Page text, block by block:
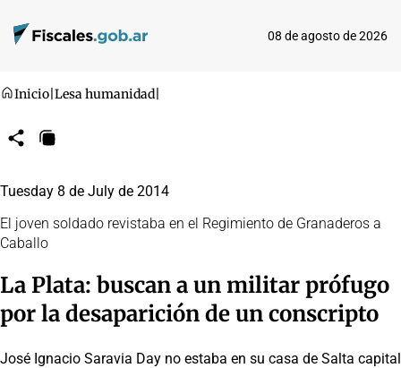
08 de agosto de 2026
Inicio Lesa humanidad
CompartirCopiar
Tuesday 8 de July de 2014
El joven soldado revistaba en el Regimiento de Granaderos a
Caballo
La Plata: buscan a un militar prófugo
por la desaparición de un conscripto
José Ignacio Saravia Day no estaba en su casa de Salta capital